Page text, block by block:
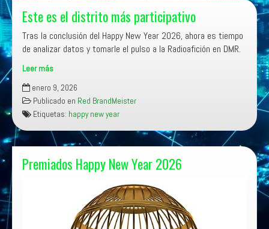
Este es el distrito más participativo
Tras la conclusión del Happy New Year 2026, ahora es tiempo
de analizar datos y tomarle el pulso a la Radioafición en DMR.
Este
es
el
distrito
más
enero 9, 2026
Etiquetas:
happy new year
Premiados Happy New Year 2026